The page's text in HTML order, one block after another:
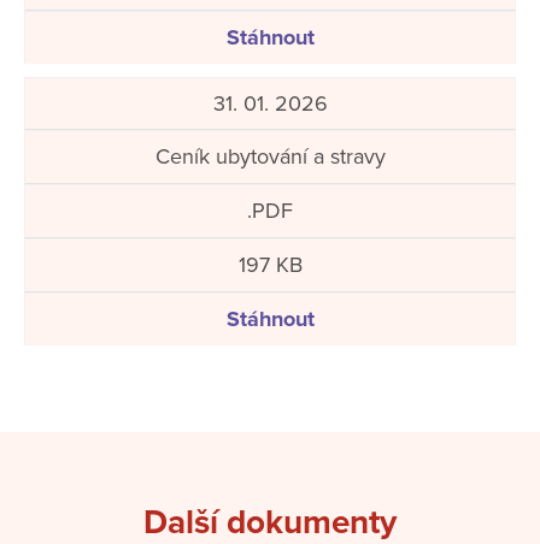
Stáhnout
31. 01. 2026
Ceník ubytování a stravy
.PDF
197 KB
Stáhnout
Další dokumenty